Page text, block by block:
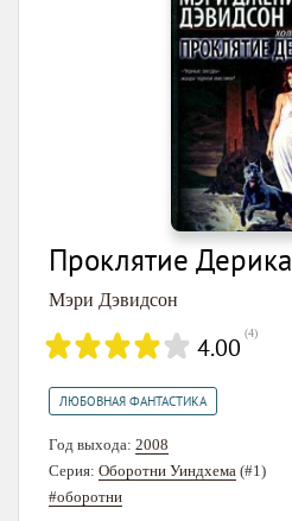
Проклятие Дерика
Мэри Дэвидсон
4.00 (4)
ЛЮБОВНАЯ ФАНТАСТИКА
Год выхода: 2008
Серия: Оборотни Уиндхема (#1)
#оборотни